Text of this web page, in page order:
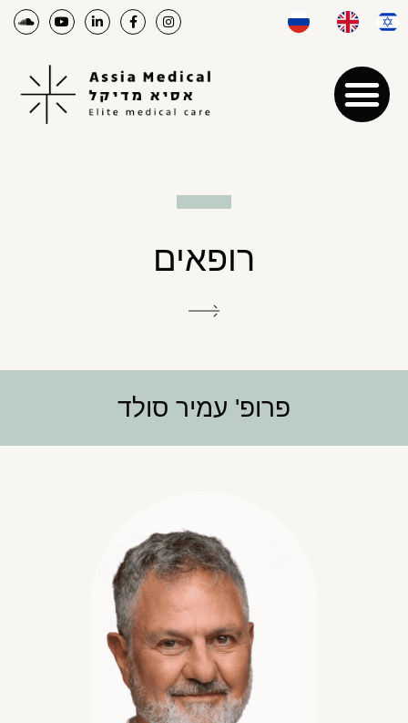
רופאים
פרופ' עמיר סולד